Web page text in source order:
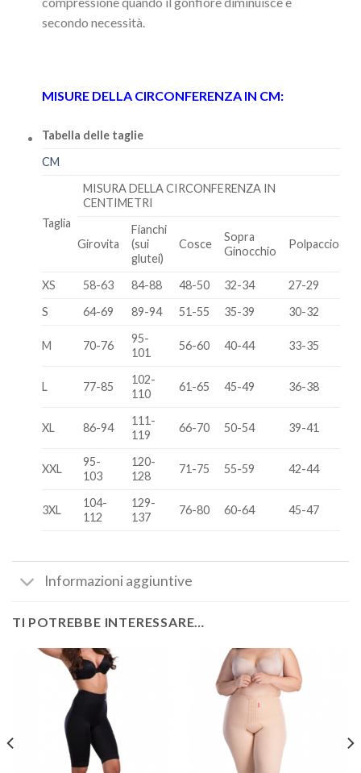
secondo necessità.
MISURE DELLA CIRCONFERENZA IN CM:
Tabella delle taglie
CM
Taglia
MISURA DELLA CIRCONFERENZA IN
CENTIMETRI
Girovita
Fianchi
(sui
glutei)
Cosce
Sopra
Ginocchio
Polpaccio
XS 58-63 84-88 48-50 32-34
27-29
S
64-69 89-94 51-55 35-39 30-32
M 70-76
95-
101
56-60 40-44 33-35
L 77-85
102-
110
61-65 45-49 36-38
XL 86-94
111-
119
66-70 50-54 39-41
XXL
95-
103
120-
128
71-75 55-59 42-44
3XL
104-
112
129-
137
76-80 60-64 45-47
Informazioni aggiuntive
TI POTREBBE INTERESSARE…